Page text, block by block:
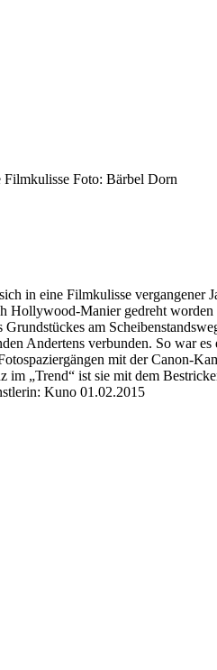
Filmkulisse Foto: Bärbel Dorn
in eine Filmkulisse vergangener
Hollywood-Manier gedreht worden
Grundstückes am
Andertens verbunden. So war es
mit der Canon-
im „Trend“ ist sie mit dem
Kuno 01.02.2015